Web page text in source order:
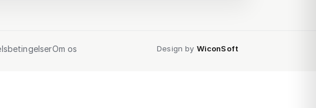
Om os Design by WiconSoft